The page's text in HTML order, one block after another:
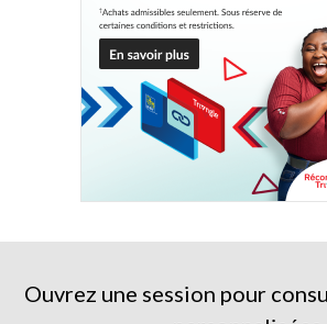
Ouvrez une session pour